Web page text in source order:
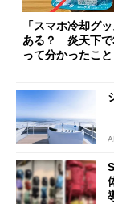
「スマホ冷却グ
ある？ 炎天下で
って分かったこと